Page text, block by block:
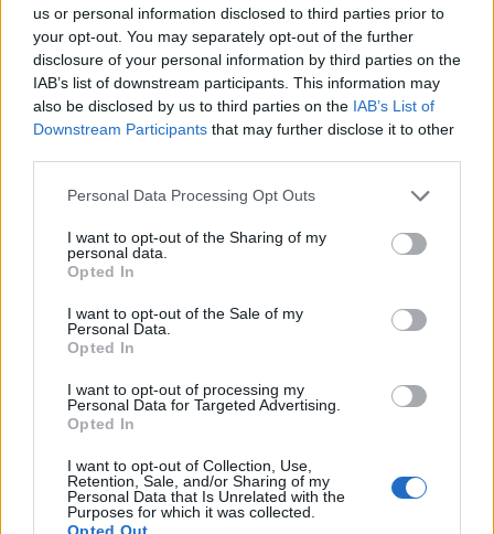
us or personal information disclosed to third parties prior to
your opt-out. You may separately opt-out of the further
disclosure of your personal information by third parties on the
IAB’s list of downstream participants. This information may
also be disclosed by us to third parties on the IAB’s List of
Downstream Participants that may further disclose it to other
Personal Data Processing Opt Outs
I want to opt-out of the Sharing of my
personal data.
Opted In
I want to opt-out of the Sale of my
Personal Data.
Opted In
I want to opt-out of processing my
Personal Data for Targeted Advertising.
Opted In
I want to opt-out of Collection, Use,
Retention, Sale, and/or Sharing of my
Personal Data that Is Unrelated with the
Purposes for which it was collected.
Opted Out
troverà completamente immerso nella scena anche grazie
all’esclusiva tecnologia RAY•DANZ capace di portare il suono
perfettamente anche ai lati.
Con la soundbar TCL C935U la fruizione dei contenuti audio è
utilizzare le funzioni avanzate per le app mobili, tra cui AI Sonic-
Adaptation.
Inoltre, tutte le impostazioni sono ora facilmente accessibili dal
display LCD del telecomando e la soundbar può essere gestita
facilmente anche attraverso gli assistenti vocali come OK Google,
Alexa ecc.
“Siamo tornati alla tecnologia Ray-Danz con una maggiore potenza
grazie al nuovo subwoofer e ai nuovi driver, con decine di nuove
funzioni, tra cui DTS:X, calibrazione dell’ambiente e supporto Play-